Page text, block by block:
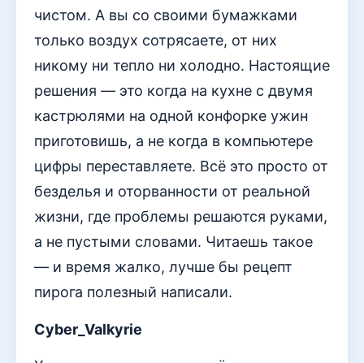
чистом. А вы со своими бумажками
только воздух сотрясаете, от них
никому ни тепло ни холодно. Настоящие
решения — это когда на кухне с двумя
кастрюлями на одной конфорке ужин
приготовишь, а не когда в компьютере
цифры переставляете. Всё это просто от
безделья и оторванности от реальной
жизни, где проблемы решаются руками,
а не пустыми словами. Читаешь такое
— и время жалко, лучше бы рецепт
пирога полезный написали.
Cyber_Valkyrie